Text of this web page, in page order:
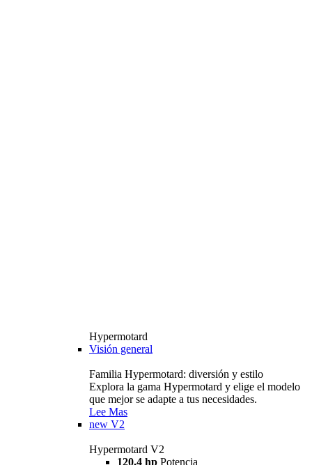
Hypermotard
Visión general
Familia Hypermotard: diversión y estilo
Explora la gama Hypermotard y elige el modelo
que mejor se adapte a tus necesidades.
Lee Mas
new V2
Hypermotard V2
120,4 hp Potencia